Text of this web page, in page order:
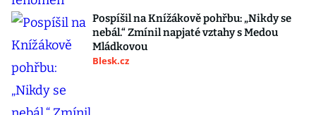
Pospíšil na Knížákově pohřbu: „Nikdy se
nebál.“ Zmínil napjaté vztahy s Medou
Mládkovou
Blesk.cz